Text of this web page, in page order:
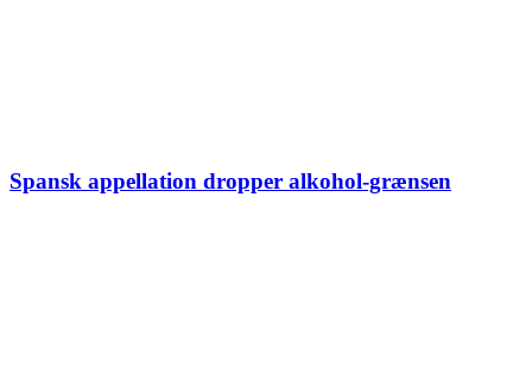
Spansk appellation dropper alkohol-grænsen